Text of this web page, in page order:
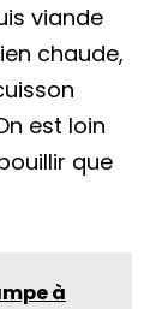
viande
chaude,
est loin
que
à